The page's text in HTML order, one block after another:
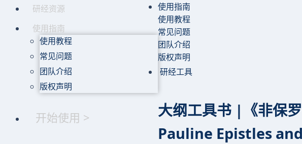
研经资源
使用指南
使用教程
常见问题
团队介绍
版权声明
开始使用 >
使用指南
使用教程
常见问题
团队介绍
版权声明
研经工具
大纲工具书 |《非保
Pauline Epistles